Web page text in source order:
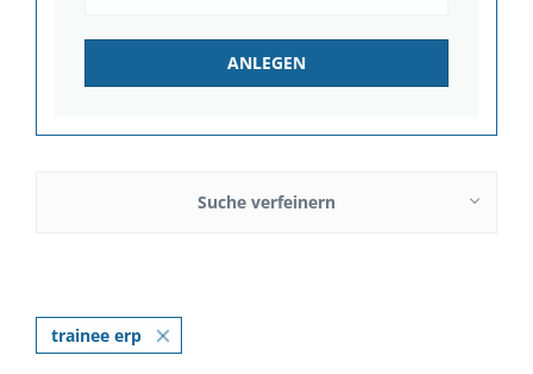
Suche verfeinern
trainee erp